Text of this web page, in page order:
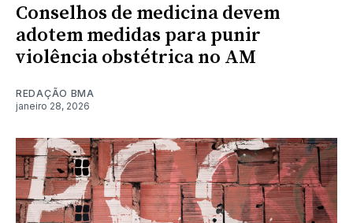
Conselhos de medicina devem
adotem medidas para punir
violência obstétrica no AM
REDAÇÃO BMA
janeiro 28, 2026